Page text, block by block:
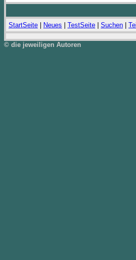
StartSeite Neues TestSeite Suchen
© die jeweiligen Autoren